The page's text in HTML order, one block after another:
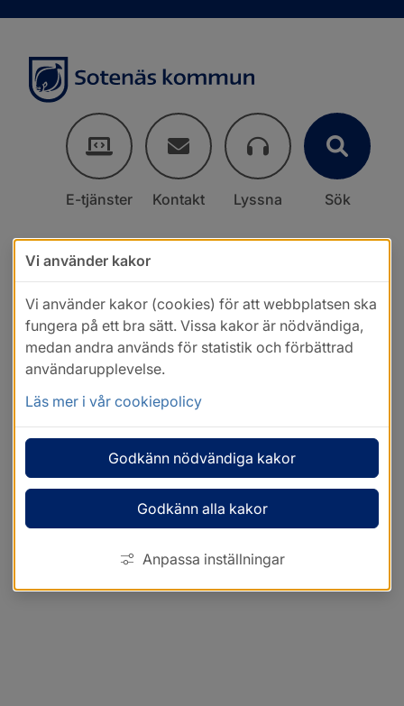
E-tjänster Kontakt Lyssna Sök
Vi använder kakor
Vi använder kakor (cookies) för att webbplatsen ska
fungera på ett bra sätt. Vissa kakor är nödvändiga,
medan andra används för statistik och förbättrad
användarupplevelse.
Läs mer i vår cookiepolicy
Godkänn nödvändiga kakor
Godkänn alla kakor
Anpassa inställningar